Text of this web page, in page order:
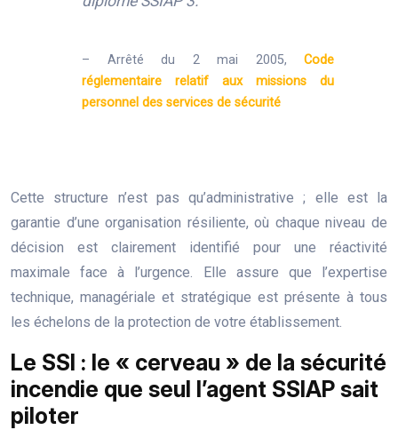
– Arrêté du 2 mai 2005, Code
réglementaire relatif aux missions du
personnel des services de sécurité
Cette structure n’est pas qu’administrative ; elle est la
garantie d’une organisation résiliente, où chaque niveau de
décision est clairement identifié pour une réactivité
maximale face à l’urgence. Elle assure que l’expertise
technique, managériale et stratégique est présente à tous
les échelons de la protection de votre établissement.
Le SSI : le « cerveau » de la sécurité
incendie que seul l’agent SSIAP sait
piloter